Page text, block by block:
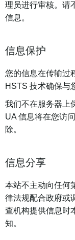
理员进行审核。请
信息。
信息保护
您的信息在传输过
HSTS 技术确保与
我们不在服务器上
UA 信息将在您访
除。
信息分享
本站不主动向任何
律法规配合政府或
查机构提供信息时
知。